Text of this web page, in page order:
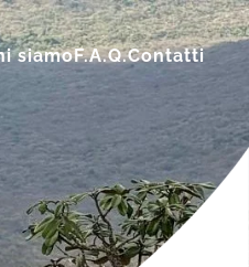
siamoF.A.Q.Contatti